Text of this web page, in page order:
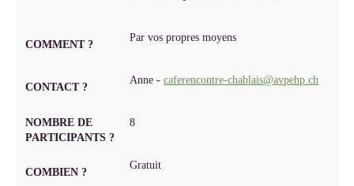
COMMENT ?
Par vos propres moyens
CONTACT ?
Anne -caferencontre-chablais@avpehp.ch
NOMBRE DE
PARTICIPANTS ?
8
COMBIEN ?
Gratuit